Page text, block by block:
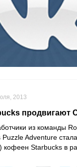
2013
продвигают
из команды
Puzzle Adventure
кофеен Starbucks в